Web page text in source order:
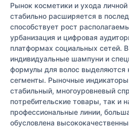
Рынок косметики и ухода
стабильно расширяется в
способствует рост
урбанизация и цифровая
платформах социальных сетей.
индивидуальные шампуни и
формулы для волос выделяются
сегменты. Рыночные
стабильный, многоуровневый
потребительские товары, так и
профессиональные линии,
обусловлена